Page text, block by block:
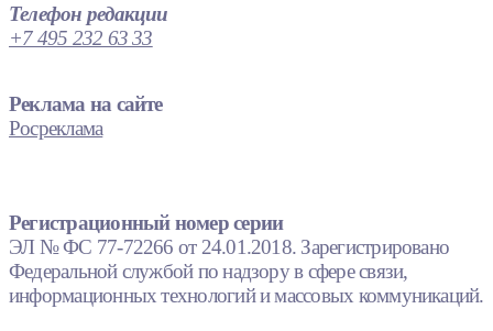
Телефон редакции
+7 495 232 63 33
Реклама на сайте
Росреклама
Регистрационный номер серии
ЭЛ № ФС 77-72266 от 24.01.2018. Зарегистрировано
Федеральной службой по надзору в сфере связи,
информационных технологий и массовых коммуникаций.